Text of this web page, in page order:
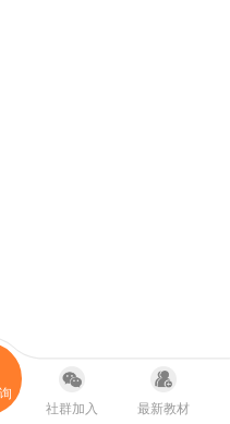
社群加入
最新教材